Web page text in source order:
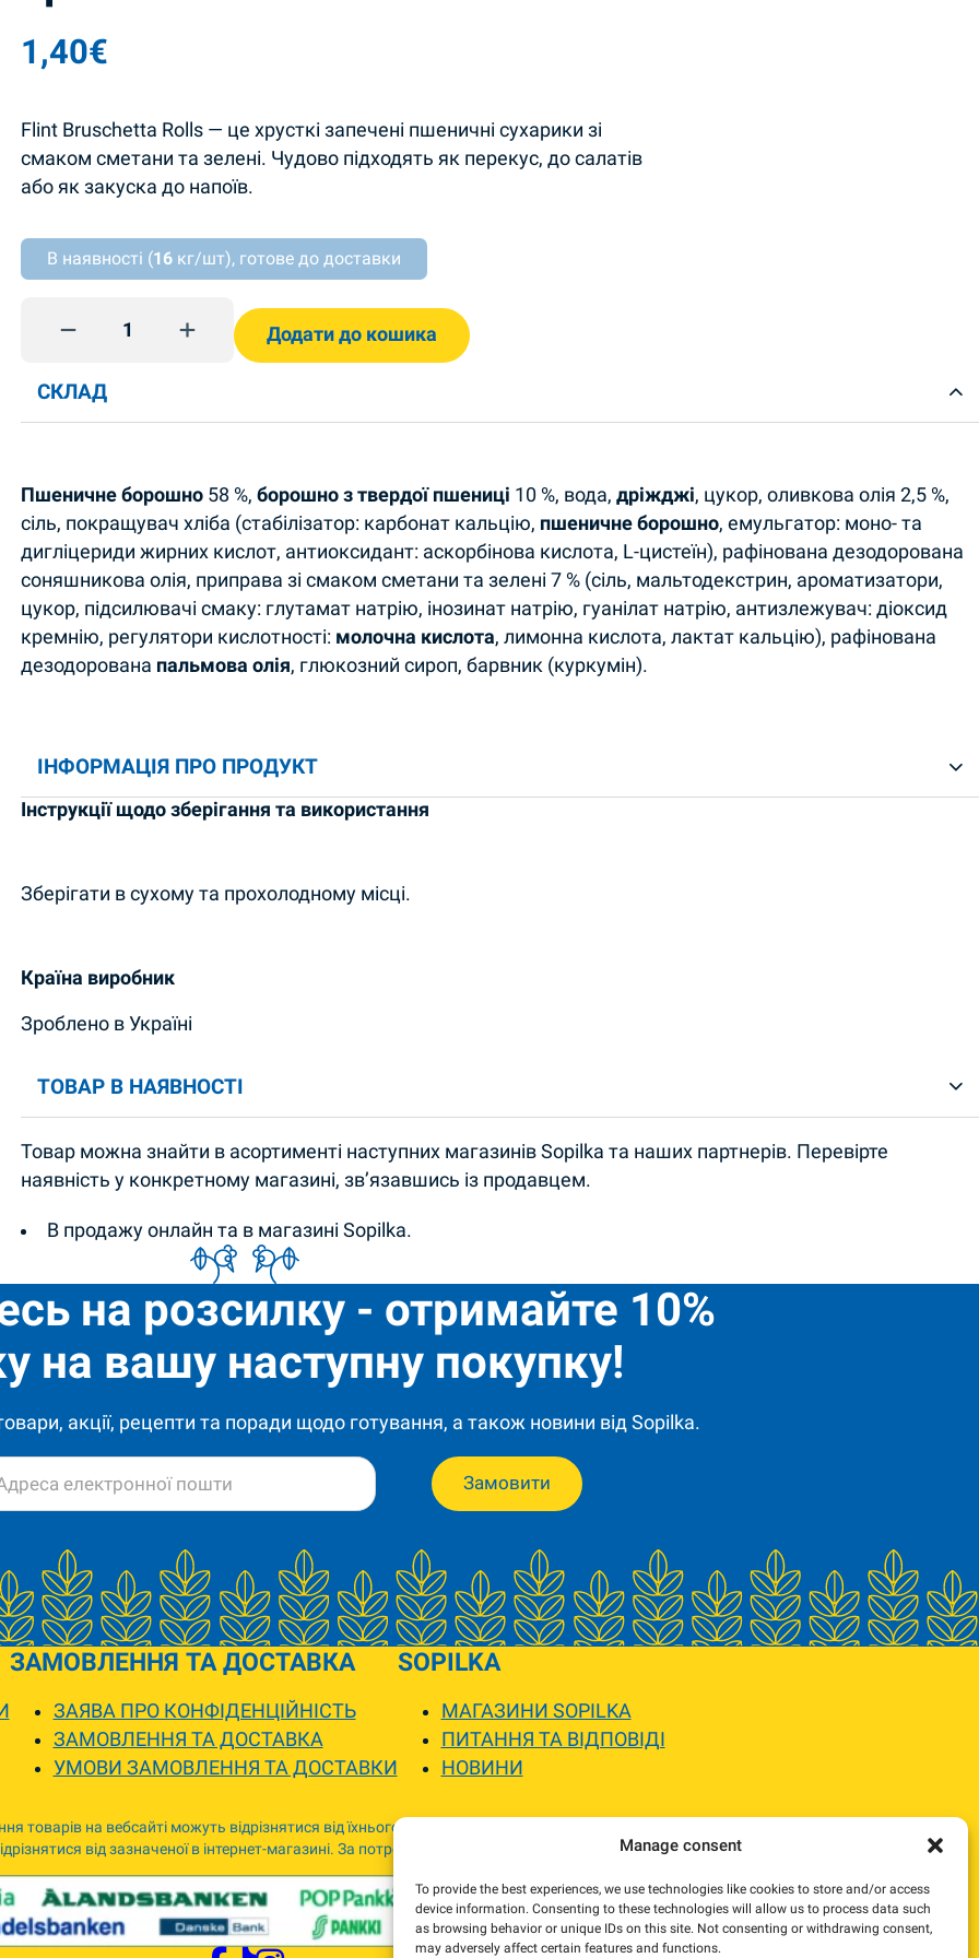
Manage consent
To provide the best experiences, we use technologies like cookies to store and/or access
device information. Consenting to these technologies will allow us to process data such
as browsing behavior or unique IDs on this site. Not consenting or withdrawing consent,
may adversely affect certain features and functions.
1,40€
Flint Bruschetta Rolls — це хрусткі запечені пшеничні сухарики зі
смаком сметани та зелені. Чудово підходять як перекус, до салатів
або як закуска до напоїв.
В наявності (16 кг/шт), готове до доставки
Сухарики зі сметаною та травами 65г Flint quantity
Додати до кошика
СКЛАД
Пшеничне борошно 58 %,борошно з твердої пшениці 10 %, вода,дріжджі, цукор, оливкова олія 2,5 %,
сіль, покращувач хліба (стабілізатор: карбонат кальцію, пшеничне борошно, емульгатор: моно- та
дигліцериди жирних кислот, антиоксидант: аскорбінова кислота, L-цистеїн), рафінована дезодорована
соняшникова олія, приправа зі смаком сметани та зелені 7 % (сіль, мальтодекстрин, ароматизатори,
цукор, підсилювачі смаку: глутамат натрію, інозинат натрію, гуанілат натрію, антизлежувач: діоксид
кремнію, регулятори кислотності: молочна кислота, лимонна кислота, лактат кальцію), рафінована
дезодорована пальмова олія, глюкозний сироп, барвник (куркумін).
ІНФОРМАЦІЯ ПРО ПРОДУКТ
Інструкції щодо зберігання та використання
Зберігати в сухому та прохолодному місці.
Країна виробник
Зроблено в Україні
ТОВАР В НАЯВНОСТІ
Товар можна знайти в асортименті наступних магазинів Sopilka та наших партнерів. Перевірте
наявність у конкретному магазині, зв’язавшись із продавцем.
В продажу онлайн та в магазині Sopilka.
на розсилку - отримайте 10%
на вашу наступну покупку!
акції, рецепти та поради щодо готування, а також новини від Sopilka.
Замовити
ЗАМОВЛЕННЯ ТА ДОСТАВКА
ЗАЯВА ПРО КОНФІДЕНЦІЙНІСТЬ
ЗАМОВЛЕННЯ ТА ДОСТАВКА
УМОВИ ЗАМОВЛЕННЯ ТА ДОСТАВКИ
SOPILKA
МАГАЗИНИ SOPILKA
ПИТАННЯ ТА ВІДПОВІДІ
НОВИНИ
товарів на вебсайті можуть відрізнятися від їхнього фактичного вигляду.
від зазначеної в інтернет-магазині. За потреби ми зв’яжемося та погодимо заміну.